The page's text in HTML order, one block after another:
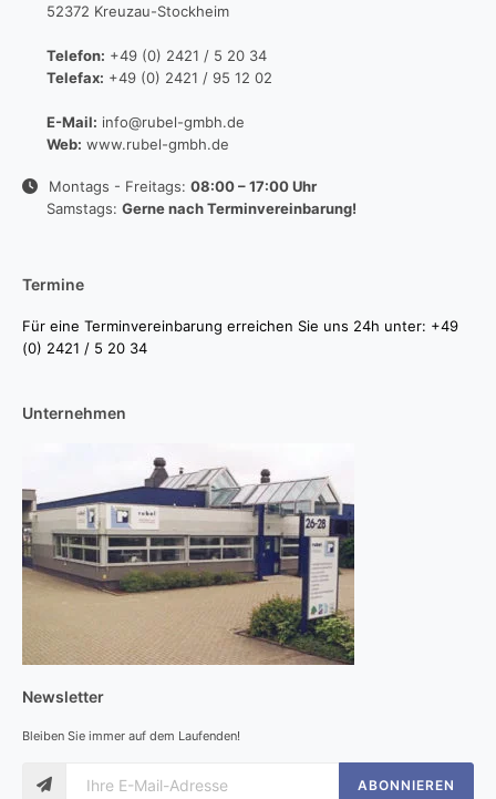
52372 Kreuzau-Stockheim
Telefon: +49 (0) 2421 / 5 20 34
Telefax: +49 (0) 2421 / 95 12 02
E-Mail: info@rubel-gmbh.de
Web: www.rubel-gmbh.de
Montags - Freitags: 08:00 – 17:00 Uhr
Samstags: Gerne nach Terminvereinbarung!
Termine
Für eine Terminvereinbarung erreichen Sie uns 24h unter: +49
(0) 2421 / 5 20 34
Unternehmen
Newsletter
Bleiben Sie immer auf dem Laufenden!
ABONNIEREN